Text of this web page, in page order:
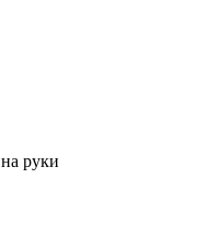
на руки